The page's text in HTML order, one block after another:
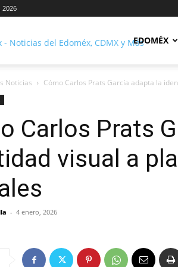
2026
Notidex
EDOMÉX
Noticias Cómo Carlos Prats García adapta la
Carlos Prats
visual a
- 4 enero, 2026